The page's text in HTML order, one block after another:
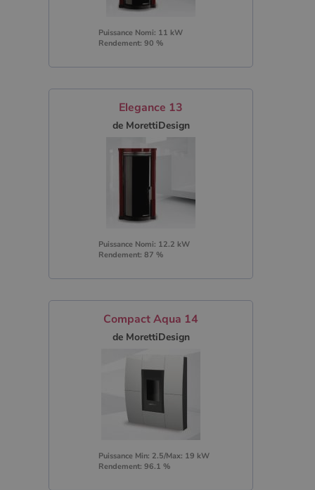
Puissance Nomi: 11 kW
Rendement: 90 %
Elegance 13
de MorettiDesign
Puissance Nomi: 12.2 kW
Rendement: 87 %
Compact Aqua 14
de MorettiDesign
Puissance Min: 2.5/Max: 19 kW
Rendement: 96.1 %